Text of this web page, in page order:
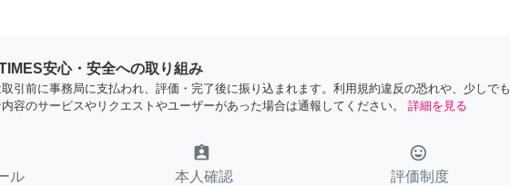
安心・安全への取り組み
引前に事務局に支払われ、評価・完了後に振り込まれます。利用規約違反の恐れや、少しでも
容のサービスやリクエストやユーザーがあった場合は通報してください。
詳細を見る
ル
assignment_ind
本人確認
tag_faces
評価制度